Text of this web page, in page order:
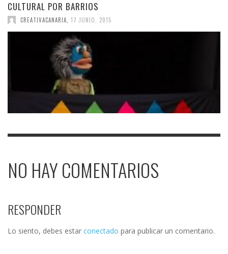
CULTURAL POR BARRIOS
CREATIVACANARIA 17 JUNIO, 2015
NO HAY COMENTARIOS
RESPONDER
Lo siento, debes estar conectado para publicar un comentario.